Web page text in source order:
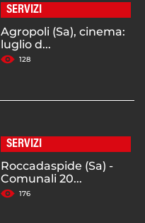
SERVIZI
Agropoli (Sa), cinema:
luglio d...
128
SERVIZI
Roccadaspide (Sa) -
Comunali 20...
176